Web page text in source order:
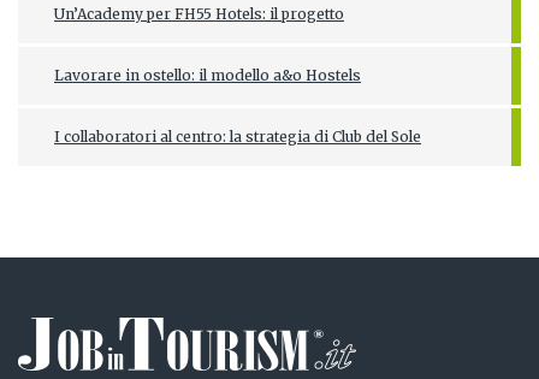
Un’Academy per FH55 Hotels: il progetto
Lavorare in ostello: il modello a&o Hostels
I collaboratori al centro: la strategia di Club del Sole